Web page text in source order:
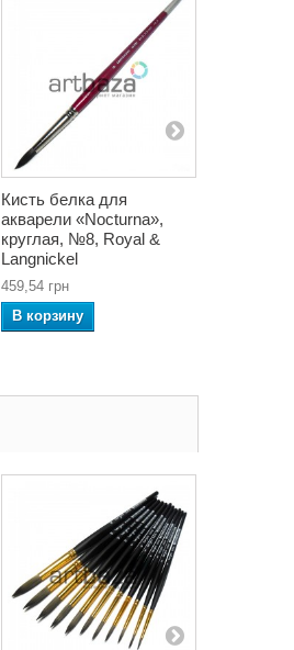
Кисть белка для
акварели «Nocturna»,
круглая, №8, Royal &
Langnickel
459,54 грн
В корзину